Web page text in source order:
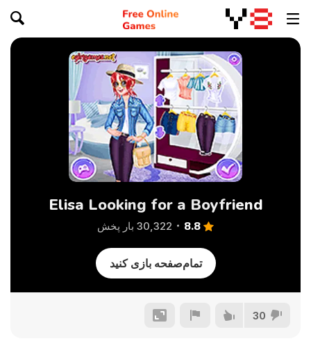
Elisa Looking for a Boyfriend
8.8 30,322 بار پخش
تمام‌صفحه بازی کنید
30